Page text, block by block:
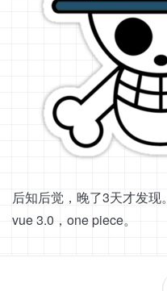
后知后觉，晚了3天才发现。
vue 3.0，one piece。